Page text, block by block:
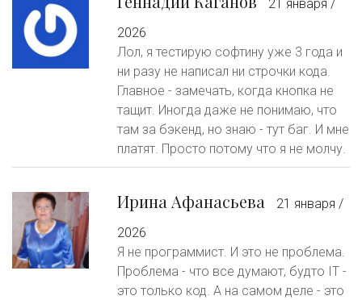
21 января /
2026
Лол, я тестирую софтину уже 3 года и
ни разу не написал ни строчки кода.
Главное - замечать, когда кнопка не
тащит. Иногда даже не понимаю, что
там за бэкенд, но знаю - тут баг. И мне
платят. Просто потому что я не молчу.
Ирина Афанасьева
21 января /
2026
Я не программист. И это не проблема.
Проблема - что все думают, будто IT -
это только код. А на самом деле - это